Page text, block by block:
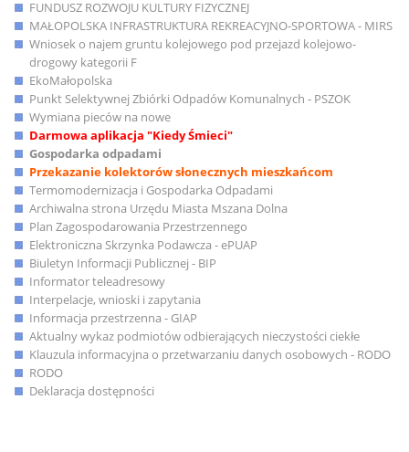
FUNDUSZ ROZWOJU KULTURY FIZYCZNEJ
MAŁOPOLSKA INFRASTRUKTURA REKREACYJNO-SPORTOWA - MIRS
Wniosek o najem gruntu kolejowego pod przejazd kolejowo-
drogowy kategorii F
EkoMałopolska
Punkt Selektywnej Zbiórki Odpadów Komunalnych - PSZOK
Wymiana pieców na nowe
Darmowa aplikacja "Kiedy Śmieci"
Gospodarka odpadami
Przekazanie kolektorów słonecznych mieszkańcom
Termomodernizacja i Gospodarka Odpadami
Archiwalna strona Urzędu Miasta Mszana Dolna
Plan Zagospodarowania Przestrzennego
Elektroniczna Skrzynka Podawcza - ePUAP
Biuletyn Informacji Publicznej - BIP
Informator teleadresowy
Interpelacje, wnioski i zapytania
Informacja przestrzenna - GIAP
Aktualny wykaz podmiotów odbierających nieczystości ciekłe
Klauzula informacyjna o przetwarzaniu danych osobowych - RODO
RODO
Deklaracja dostępności